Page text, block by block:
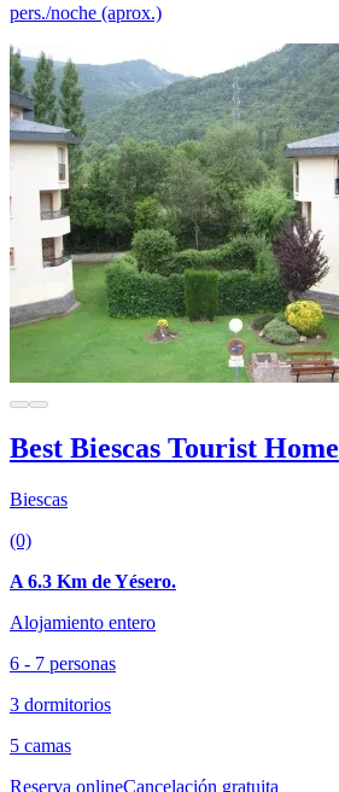
pers./noche (aprox.)
Best Biescas Tourist Home
Biescas
(0)
A 6.3 Km de Yésero.
Alojamiento entero
6 - 7 personas
3 dormitorios
5 camas
Reserva onlineCancelación gratuita